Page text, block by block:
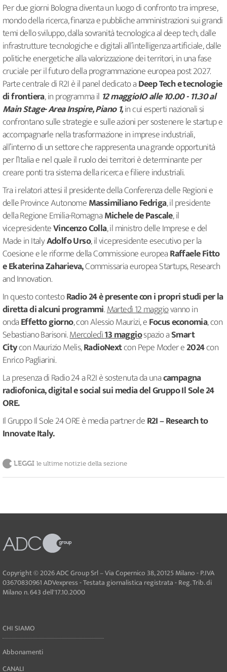
Per due giorni Bologna diventa un luogo di confronto tra imprese,
mondo della ricerca, finanza e pubbliche amministrazioni sui grandi
temi dello sviluppo, dalla sovranità tecnologica al deep tech, dalle
infrastrutture tecnologiche e digitali all’intelligenza artificiale, dalle
politiche energetiche alla valorizzazione dei territori, in una fase
cruciale per il futuro della programmazione europea post 2027.
Parte centrale di R2I è il panel dedicato aDeep Tech e tecnologie
di frontiera, in programma il 12 maggioIO alle 10.00 - 11.30 al
Main Stage- Area Inspire, Piano 1,in cui esperti nazionali si
confrontano sulle strategie e sulle azioni per sostenere le startup e
accompagnarle nella trasformazione in imprese industriali,
all’interno di un settore che rappresenta una grande opportunità
per l’Italia e nel quale il ruolo dei territori è determinante per
creare ponti tra sistema della ricerca e filiere industriali.
Tra i relatori attesi il presidente della Conferenza delle Regioni e
delle Province AutonomeMassimiliano Fedriga, il presidente
della Regione Emilia-RomagnaMichele de Pascale, il
vicepresidenteVincenzo Colla, il ministro delle Imprese e del
Made in ItalyAdolfo Urso, il vicepresidente esecutivo per la
Coesione e le riforme della Commissione europeaRaffaele Fitto
e Ekaterina Zaharieva,Commissaria europea Startups, Research
and Innovation.
In questo contestoRadio 24 è presente con i propri studi per la
diretta di alcuni programmi.Martedì 12 maggiovanno in
ondaEffetto giorno, con Alessio Maurizi, eFocus economia, con
Sebastiano Barisoni.Mercoledì13 maggiospazio aSmart
Citycon Maurizio Melis,RadioNextcon Pepe Moder e2024con
Enrico Pagliarini.
La presenza di Radio 24 a R2I è sostenuta da unacampagna
radiofonica, digital e social sui media del Gruppo Il Sole 24
ORE.
Il Gruppo Il Sole 24 ORE è media partner deR2I – Research to
Innovate Italy.
LEGGI le ultime notizie della sezione
Copyright © 2026 ADC Group Srl – Via Copernico 38, 20125 Milano - P.IVA
03670830961 ADVexpress - Testata giornalistica registrata - Reg. Trib. di
Milano n. 643 dell'17.10.2000
CHI SIAMO
Abbonamenti
CANALI